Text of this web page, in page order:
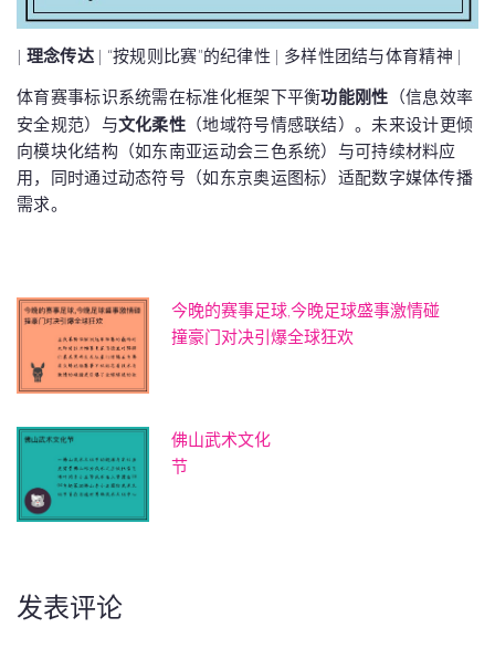
| 理念传达| “按规则比赛”的纪律性 | 多样性团结与体育精神 |
体育赛事标识系统需在标准化框架下平衡功能刚性 （信息效率
安全规范）与文化柔性 （地域符号情感联结）。未来设计更倾
向模块化结构（如东南亚运动会三色系统）与可持续材料应
用，同时通过动态符号（如东京奥运图标）适配数字媒体传播
需求。
今晚的赛事足球,今晚足球盛事激情碰
撞豪门对决引爆全球狂欢
佛山武术文化
节
发表评论